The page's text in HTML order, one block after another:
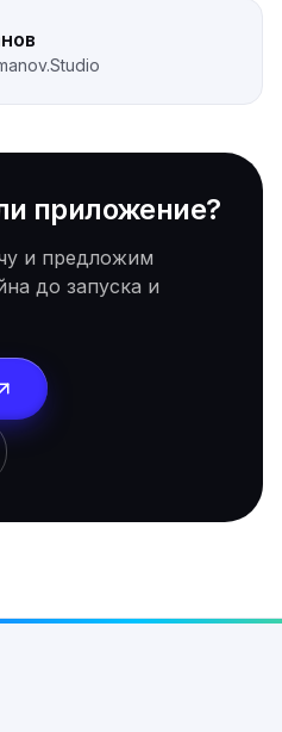
приложение?
и предложим
до запуска и